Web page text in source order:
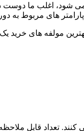
اغلب ما دوست
های مربوط به
مولفه های خرید
کنند. تعداد قابل